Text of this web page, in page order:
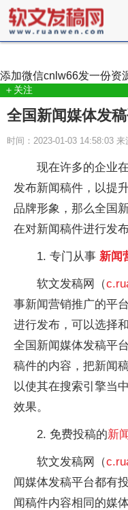
添加微信cnlw66发一份资
＋关注
全国新闻媒体发
时间：2023-01-03 14:58:03
现在许多的企业
发布新闻稿件，以提
品牌形象，那么全国
在对新闻稿件进行发
1. 专门从事 新闻
软文发稿网（
事新闻营销推广的平
进行发布，可以选择
全国新闻媒体发稿平
稿件的内容，把新闻
以使其在搜索引擎当
效果。
2. 免费投稿的新
软文发稿网（
闻媒体发稿平台都有
闻稿件内容相同的媒